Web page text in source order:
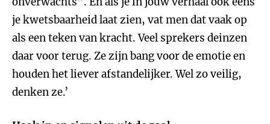
je kwetsbaarheid laat zien, vat men dat vaak op
als een teken van kracht. Veel sprekers deinzen
daar voor terug. Ze zijn bang voor de emotie en
houden het liever afstandelijker. Wel zo veilig,
denken ze.’